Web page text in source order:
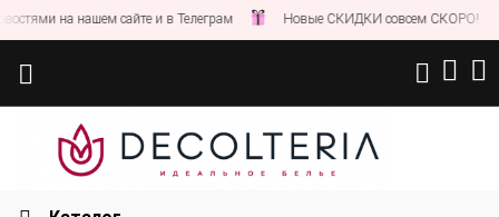
на нашем сайте и в Телеграм Новые СКИДКИ совсем СКОРО!